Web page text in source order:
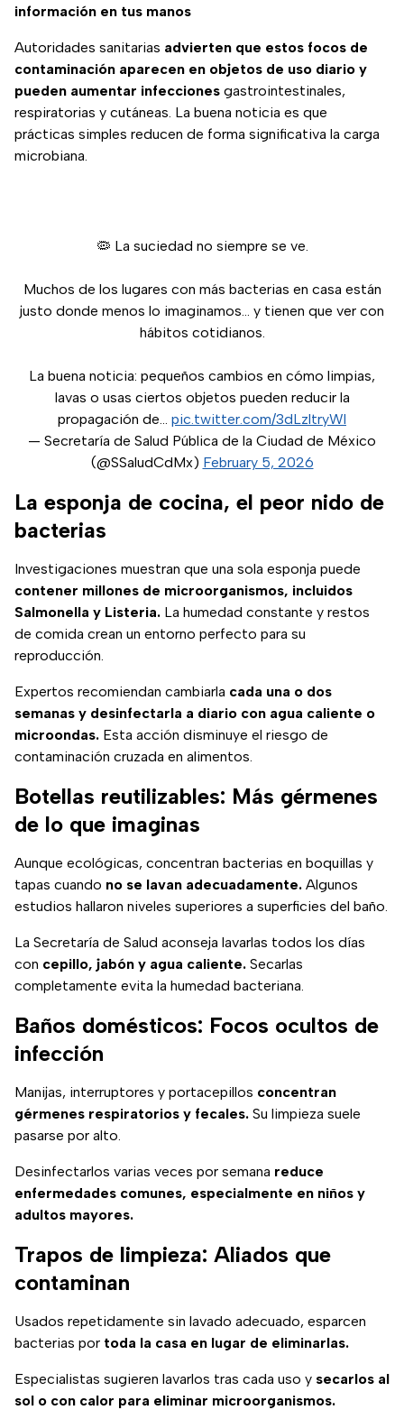
información en tus manos
Autoridades sanitarias advierten que estos focos de
contaminación aparecen en objetos de uso diario y
pueden aumentar infecciones gastrointestinales,
respiratorias y cutáneas. La buena noticia es que
prácticas simples reducen de forma significativa la carga
microbiana.
🦠 La suciedad no siempre se ve.
Muchos de los lugares con más bacterias en casa están
justo donde menos lo imaginamos… y tienen que ver con
hábitos cotidianos.
La buena noticia: pequeños cambios en cómo limpias,
lavas o usas ciertos objetos pueden reducir la
propagación de… pic.twitter.com/3dLzltryWl
— Secretaría de Salud Pública de la Ciudad de México
(@SSaludCdMx) February 5, 2026
La esponja de cocina, el peor nido de
bacterias
Investigaciones muestran que una sola esponja puede
contener millones de microorganismos, incluidos
Salmonella y Listeria. La humedad constante y restos
de comida crean un entorno perfecto para su
reproducción.
Expertos recomiendan cambiarla cada una o dos
semanas y desinfectarla a diario con agua caliente o
microondas. Esta acción disminuye el riesgo de
contaminación cruzada en alimentos.
Botellas reutilizables: Más gérmenes
de lo que imaginas
Aunque ecológicas, concentran bacterias en boquillas y
tapas cuando no se lavan adecuadamente. Algunos
estudios hallaron niveles superiores a superficies del baño.
La Secretaría de Salud aconseja lavarlas todos los días
con cepillo, jabón y agua caliente. Secarlas
completamente evita la humedad bacteriana.
Baños domésticos: Focos ocultos de
infección
Manijas, interruptores y portacepillos concentran
gérmenes respiratorios y fecales. Su limpieza suele
pasarse por alto.
Desinfectarlos varias veces por semana reduce
enfermedades comunes, especialmente en niños y
adultos mayores.
Trapos de limpieza: Aliados que
contaminan
Usados repetidamente sin lavado adecuado, esparcen
bacterias por toda la casa en lugar de eliminarlas.
Especialistas sugieren lavarlos tras cada uso y secarlos al
sol o con calor para eliminar microorganismos.